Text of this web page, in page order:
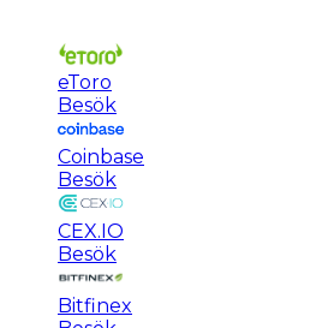
eToro
Besök
Coinbase
Besök
CEX.IO
Besök
Bitfinex